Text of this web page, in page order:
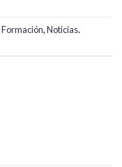
Formación,Noticias.